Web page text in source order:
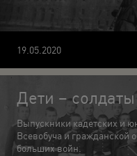
19.05.2020
Дети – солдаты
Выпускники кадетских и
Всевобуча и гражданской
больших войн.